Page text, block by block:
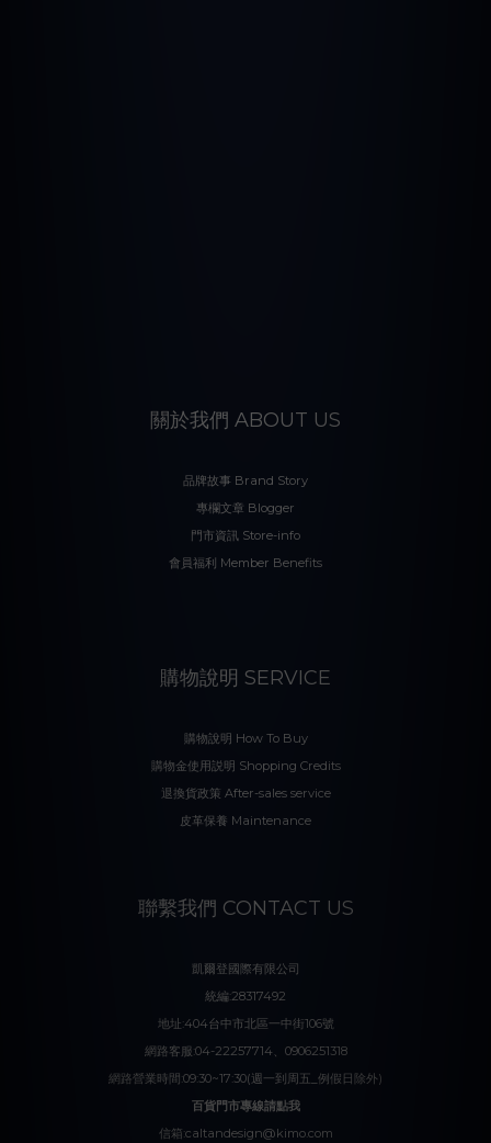
關於我們 ABOUT US
品牌故事 Brand Story
專欄文章 Blogger
門市資訊 Store-info
會員福利 Member Benefits
購物說明 SERVICE
購物說明 How To Buy
購物金使用説明 Shopping Credits
退換貨政策 After-sales service
皮革保養 Maintenance
聯繫我們 CONTACT US
凱爾登國際有限公司
統編:28317492
地址:404台中市北區一中街106號
網路客服:04-22257714、0906251318
網路營業時間:09:30~17:30(週一到周五_例假日除外)
百貨門市專線請點我
信箱:caltandesign@kimo.com